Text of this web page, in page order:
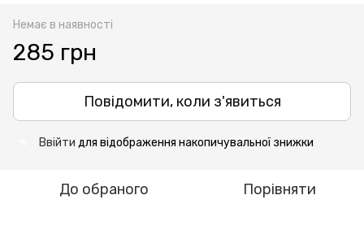
Немає в наявності
285 грн
Повідомити, коли з'явиться
Ввійти для відображення накопичувальної знижки
До обраного Порівняти